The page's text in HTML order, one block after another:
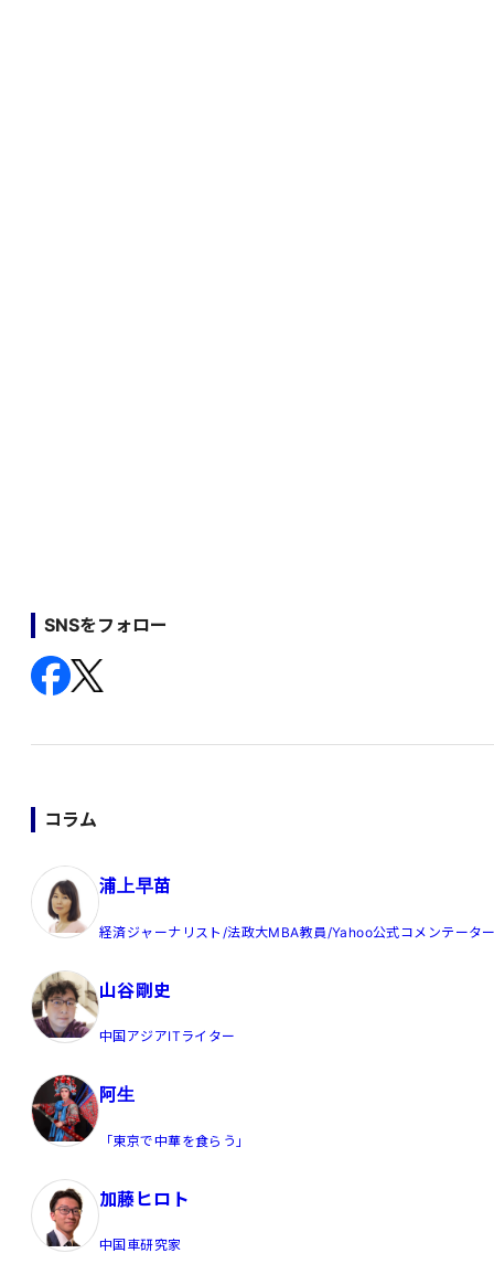
SNSをフォロー
コラム
浦上早苗
経済ジャーナリスト/法政大MBA教員/Yahoo公式コメンテータ
山谷剛史
中国アジアITライター
阿生
「東京で中華を食らう」
加藤ヒロト
中国車研究家